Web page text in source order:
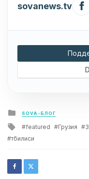
sovanews.tv
Posted
in
SOVA-БЛОГ
Tagged
with
featured Грузия
тбилиси